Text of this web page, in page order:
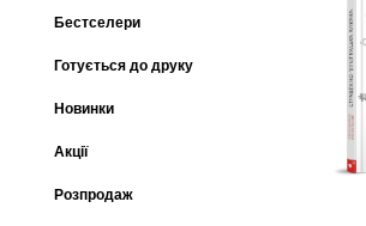
Бестселери
Готується до друку
Новинки
Акції
Розпродаж